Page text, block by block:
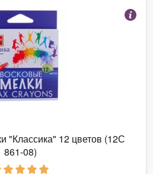
"Классика" 12 цветов (12С
861-08)